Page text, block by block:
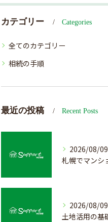
カテゴリー Categories
全てのカテゴリー
相続の手順
最近の投稿 Recent Posts
2026/08/09
2026/08/09